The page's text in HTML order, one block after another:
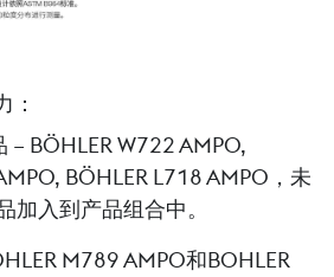
：
– BÖHLER W722 AMPO,
BÖHLER L718 AMPO，未
加入到产品组合中。
M789 AMPO和BOHLER